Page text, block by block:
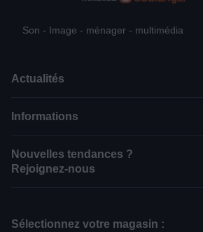
Son - Image - ménager - multimédia
Actualités
Informations
Nouvelles tendances ?
Rejoignez-nous
Sélectionnez votre magasin :